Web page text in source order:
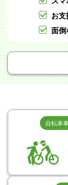
お支
面倒
自転車